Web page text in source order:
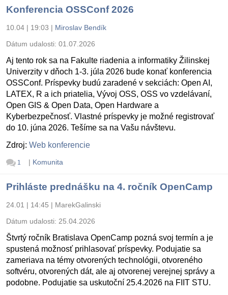
Konferencia OSSConf 2026
10.04 | 19:03 | Miroslav Bendík
Dátum udalosti: 01.07.2026
Aj tento rok sa na Fakulte riadenia a informatiky Žilinskej
Univerzity v dňoch 1-3. júla 2026 bude konať konferencia
OSSConf. Príspevky budú zaradené v sekciách: Open AI,
LATEX, R a ich priatelia, Vývoj OSS, OSS vo vzdelávaní,
Open GIS & Open Data, Open Hardware a
Kyberbezpečnosť. Vlastné príspevky je možné registrovať
do 10. júna 2026. Tešíme sa na Vašu návštevu.
Zdroj: Web konferencie
1 | Komunita
Prihláste prednášku na 4. ročník OpenCamp
24.01 | 14:45 | MarekGalinski
Dátum udalosti: 25.04.2026
Štvrtý ročník Bratislava OpenCamp pozná svoj termín a je
spustená možnosť prihlasovať príspevky. Podujatie sa
zameriava na témy otvorených technológii, otvoreného
softvéru, otvorených dát, ale aj otvorenej verejnej správy a
podobne. Podujatie sa uskutoční 25.4.2026 na FIIT STU.